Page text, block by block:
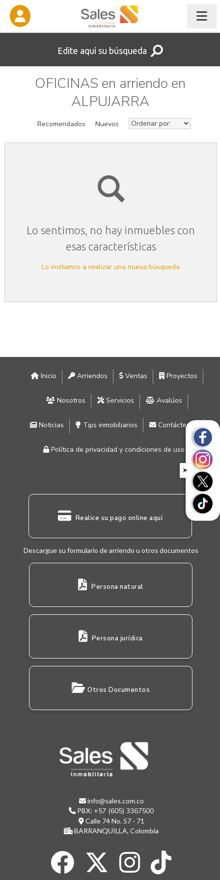
Edite aquí su búsqueda
OFICINAS en arriendo en
ALPUJARRA
Recomendados Nuevos
Lo sentimos, no hay inmuebles con
esas características
Lo invitamos a realizar una nueva búsqueda
Inicio Arriendos Ventas Proyectos
Nosotros Servicios Avalúos
Noticias Tips inmobiliarios Contáctenos
Política de privacidad y condiciones de uso
Realice su pago online aquí
Descargue su formulario de arriendo u otros documentos
Persona natural
Persona jurídica
Otros Documentos
info@sales.com.co
PBX: +57 (605) 3367500
Calle 74 No. 57 - 71
BARRANQUILLA, Colombia
➤